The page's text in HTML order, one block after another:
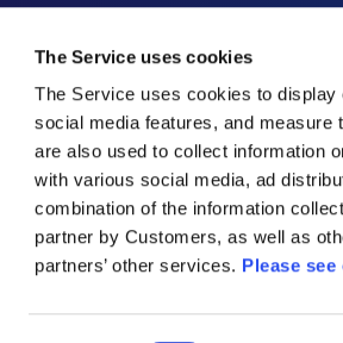
The Service uses cookies
The Service uses cookies to
social media features, and measure
are also used to collect information
with various social media, ad
combination of the information
partner by Customers, as well as
partners’ other services. Please
日本空港ビルデング株式会社